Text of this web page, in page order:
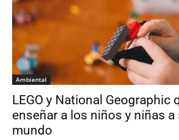
Ambiental
LEGO y National Geographic
enseñar a los niños y niñas a
mundo